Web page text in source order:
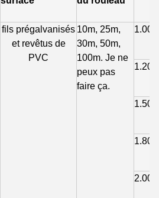
fils prégalvanisés
et revêtus de
PVC
10m, 25m,
30m, 50m,
100m. Je ne
peux pas
faire ça.